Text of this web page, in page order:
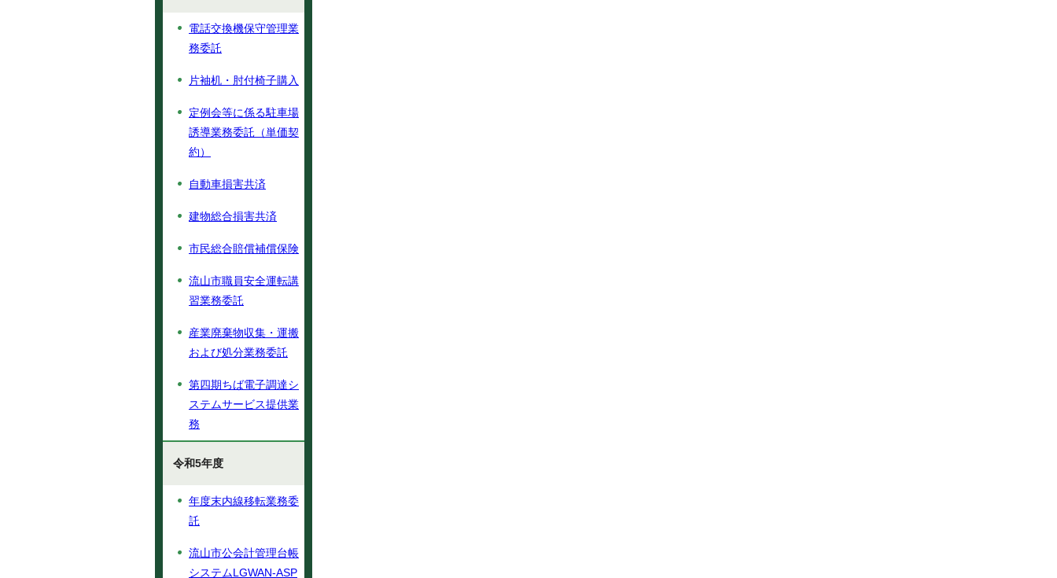
電話交換機保守管理業
務委託
片袖机・肘付椅子購入
定例会等に係る駐車場
誘導業務委託（単価契
約）
自動車損害共済
建物総合損害共済
市民総合賠償補償保険
流山市職員安全運転講
習業務委託
産業廃棄物収集・運搬
および処分業務委託
第四期ちば電子調達シ
ステムサービス提供業
務
令和5年度
年度末内線移転業務委
託
流山市公会計管理台帳
システムLGWAN-ASP